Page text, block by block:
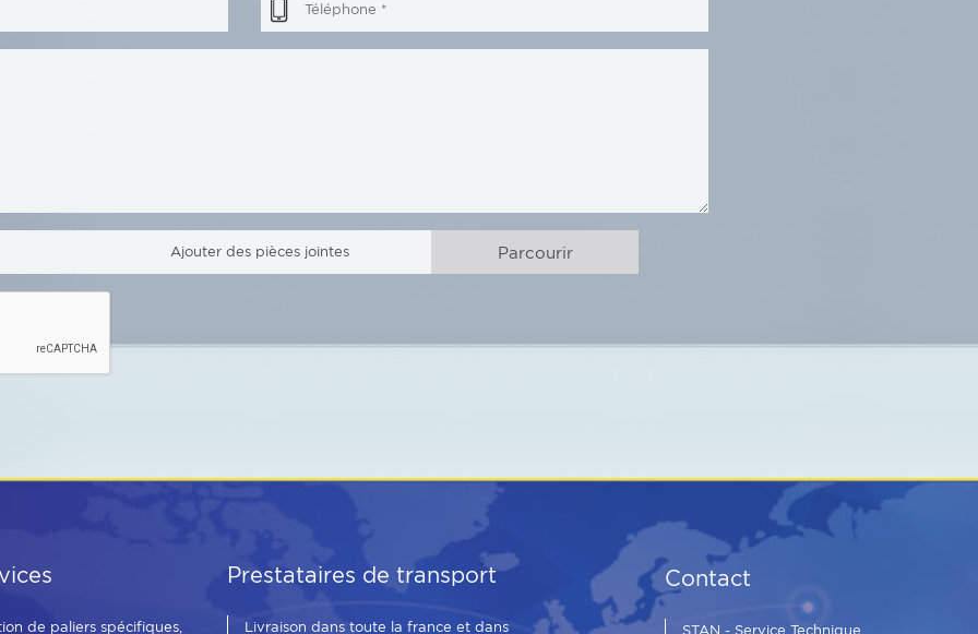
Ajouter des pièces jointes
de paliers spécifiques,
Prestataires de transport
Livraison dans toute la france et dans
Contact
STAN - Service Technique